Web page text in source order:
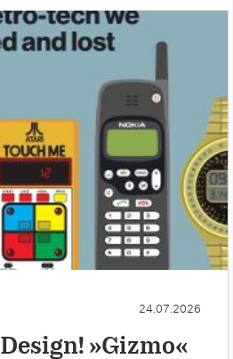
24.07.2026
»Gizmo«